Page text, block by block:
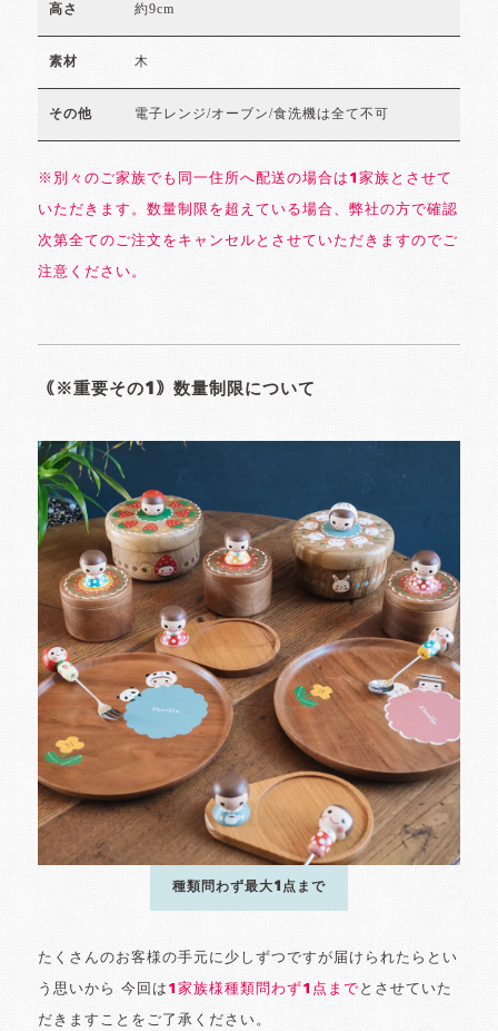
高さ 約9cm
素材 木
その他 電子レンジ/オーブン/食洗機は全て不可
※別々のご家族でも同一住所へ配送の場合は1家族とさせて
いただきます。数量制限を超えている場合、弊社の方で確認
次第全てのご注文をキャンセルとさせていただきますのでご
注意ください。
｟※重要その1｠数量制限について
種類問わず最大1点まで
たくさんのお客様の手元に少しずつですが届けられたらとい
う思いから 今回は 1家族様種類問わず1点まで とさせていた
だきますことをご了承ください。